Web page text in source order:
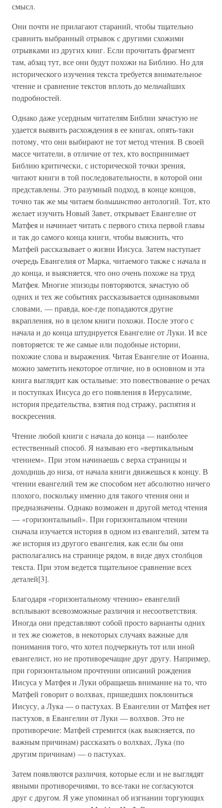
смысл.
Они почти не прилагают стараний, чтобы тщательно
сравнить выбранный отрывок с другими схожими
отрывками из других книг. Если прочитать фрагмент
там, абзац тут, все они будут похожи на Библию. Но для
исторического изучения текста требуется внимательное
чтение и сравнение текстов вплоть до мельчайших
подробностей.
Однако даже усердным читателям Библии зачастую не
удается выявить расхождения в ее книгах, опять-таки
потому, что они выбирают не тот метод чтения. В своей
массе читатели, в отличие от тех, кто воспринимает
Библию критически, с исторической точки зрения,
читают книги в той последовательности, в которой они
представлены. Это разумный подход, в конце концов,
точно так же мы читаембольшинствоантологий. Тот, кто
желает изучить Новый Завет, открывает Евангелие от
Матфея и начинает читать с первого стиха первой главы
и так до самого конца книги, чтобы выяснить, что
Матфей рассказывает о жизни Иисуса. Затем наступает
очередь Евангелия от Марка, читаемого также с начала и
до конца, и выясняется, что оно очень похоже на труд
Матфея. Многие эпизоды повторяются, зачастую об
одних и тех же событиях рассказывается одинаковыми
словами, — правда, кое-где попадаются другие
вкрапления, но в целом книги похожи. После этого с
начала и до конца штудируется Евангелие от Луки. И все
повторяется: те же самые или подобные истории,
похожие слова и выражения. Читая Евангелие от Иоанна,
можно заметить некоторое отличие, но в основном и эта
книга выглядит как остальные: это повествование о речах
и поступках Иисуса до его появления в Иерусалиме,
история предательства, взятия под стражу, распятия и
воскресения.
Чтение любой книги с начала до конца — наиболее
естественный способ. Я называю его «вертикальным
чтением». При этом начинаешь с верха страницы и
доходишь до низа, от начала книги движешься к концу. В
чтении евангелий тем же способом нет абсолютно ничего
плохого, поскольку именно для такого чтения они и
предназначены. Однако возможен и другой метод чтения
— «горизонтальный». При горизонтальном чтении
сначала изучается история в одном из евангелий, затем та
же история из другого евангелия, как если бы они
располагались на странице рядом, в виде двух столбцов
текста. При этом ведется тщательное сравнение всех
деталей[3].
Благодаря «горизонтальному чтению» евангелий
всплывают всевозможные различия и несоответствия.
Иногда они представляют собой просто варианты одних
и тех же сюжетов, в некоторых случаях важные для
понимания того, что хотел подчеркнуть тот или иной
евангелист, но не противоречащие друг другу. Например,
при горизонтальном прочтении описаний рождения
Иисуса у Матфея и Луки обращаешь внимание на то, что
Матфей говорит о волхвах, пришедших поклониться
Иисусу, а Лука — о пастухах. В Евангелии от Матфея нет
пастухов, в Евангелии от Луки — волхвов. Это не
противоречие: Матфей стремится (как выясняется, по
важным причинам) рассказать о волхвах, Лука (по
другим причинам) — о пастухах.
Затем появляются различия, которые если и не выглядят
явными противоречиями, то все-таки не согласуются
друг с другом. Я уже упоминал об изгнании торгующих